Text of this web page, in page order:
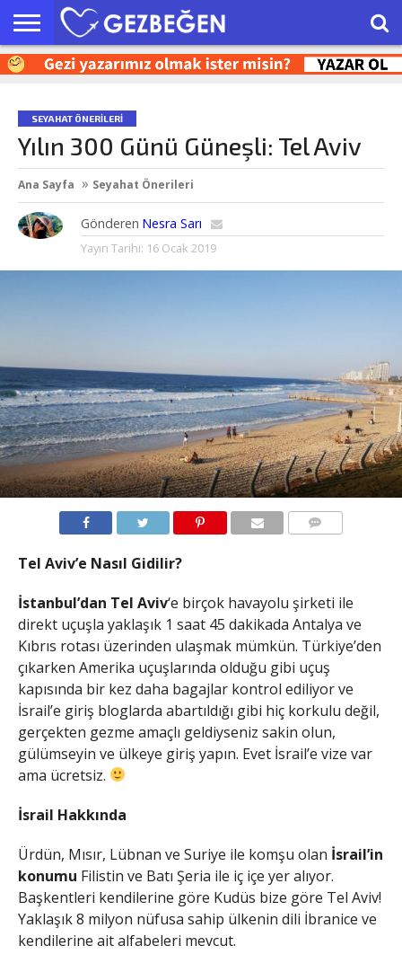
HAKKIMIZDA
EN’LER
GEZI
SEYAHAT
KEŞFET
OTEL
İPUÇLARI
SEYAHAT ÖNERILERI
Yılın 300 Günü Güneşli: Tel Aviv
Ana Sayfa Seyahat Önerileri
Gönderen Nesra Sarı
Yayın Tarihi: 16 Ocak 2019
Tel Aviv’e Nasıl Gidilir?
İstanbul’dan Tel Aviv‘e birçok havayolu şirketi ile
direkt uçuşla yaklaşık 1 saat 45 dakikada Antalya ve
Kıbrıs rotası üzerinden ulaşmak mümkün. Türkiye’den
çıkarken Amerika uçuşlarında olduğu gibi uçuş
kapısında bir kez daha bagajlar kontrol ediliyor ve
İsrail’e giriş bloglarda abartıldığı gibi hiç korkulu değil,
gerçekten gezme amaçlı geldiyseniz sakin olun,
gülümseyin ve ülkeye giriş yapın. Evet İsrail’e vize var
ama ücretsiz.
İsrail Hakkında
Ürdün, Mısır, Lübnan ve Suriye ile komşu olan İsrail’in
konumu Filistin ve Batı Şeria ile iç içe yer alıyor.
Başkentleri kendilerine göre Kudüs bize göre Tel Aviv!
Yaklaşık 8 milyon nüfusa sahip ülkenin dili İbranice ve
kendilerine ait alfabeleri mevcut.